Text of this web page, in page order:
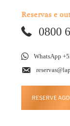
Reservas e
0800
WhatsApp
RESERVE